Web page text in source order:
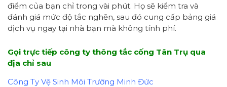
điểm của bạn chỉ trong vài phút. Họ sẽ kiểm tra và
đánh giá mức độ tắc nghẽn, sau đó cung cấp bảng giá
dịch vụ ngay tại nhà bạn mà không tính phí.
Gọi trực tiếp công ty thông tắc cống Tân Trụ qua
địa chỉ sau
Công Ty Vệ Sinh Môi Trường Minh Đức